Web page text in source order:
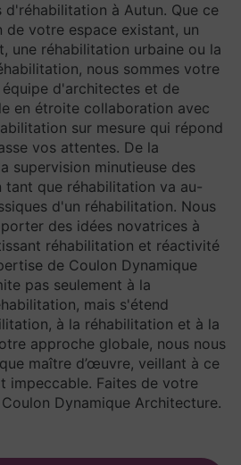
à Autun. Que ce
votre espace existant, un
une réhabilitation urbaine ou la
nous sommes votre
d'architectes et de
en étroite collaboration avec
sur mesure qui répond
vos attentes. De la
supervision minutieuse des
tant que réhabilitation va au-
d'un réhabilitation. Nous
des idées novatrices à
réhabilitation et réactivité
de Coulon Dynamique
pas seulement à la
mais s'étend
à la réhabilitation et à la
approche globale, nous nous
maître d’œuvre, veillant à ce
impeccable. Faites de votre
Dynamique Architecture.